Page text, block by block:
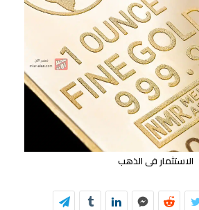
الاستثمار فى الذهب